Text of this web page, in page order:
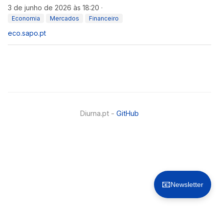
3 de junho de 2026 às 18:20 ·
Economia Mercados Financeiro
eco.sapo.pt
Diurna.pt - GitHub
📧Newsletter